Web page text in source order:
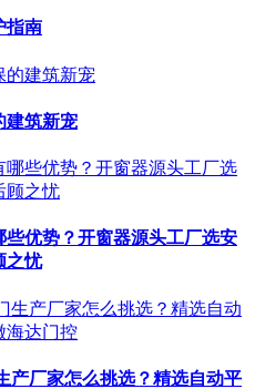
指南
建筑新宠
优势？开窗器源头工厂选安
之忧
产厂家怎么挑选？精选自动平